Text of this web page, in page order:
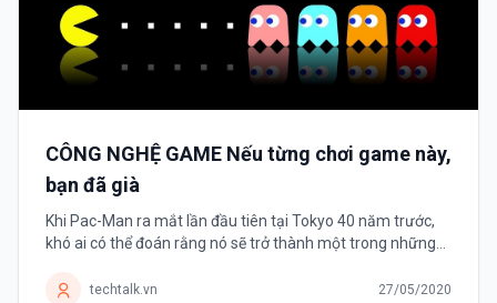
CÔNG NGHỆ GAME Nếu từng chơi game này,
bạn đã già
Khi Pac-Man ra mắt lần đầu tiên tại Tokyo 40 năm trước,
khó ai có thể đoán rằng nó sẽ trở thành một trong những
1970-1980, trò chơi...
techtalk.vn 27/05/2020